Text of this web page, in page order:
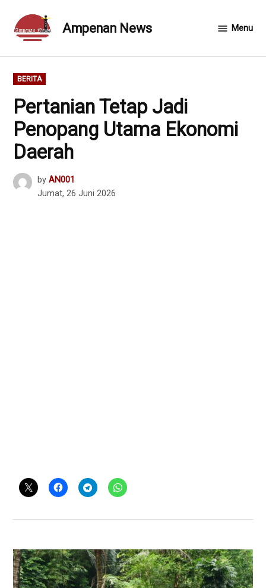
content
Ampenan News Menu
POSTED
IN
BERITA
Pertanian Tetap Jadi
Penopang Utama Ekonomi
Daerah
by AN001
Jumat, 26 Juni 2026